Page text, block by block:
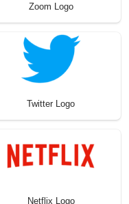
Zoom Logo
Twitter Logo
Netflix Logo